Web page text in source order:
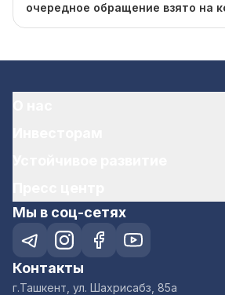
очередное обращение взято на
Мы в соц-сетях
Контакты
г.Ташкент, ул. Шахрисабз, 85а